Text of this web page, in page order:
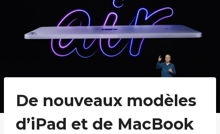
De nouveaux modèles
d’iPad et de MacBook